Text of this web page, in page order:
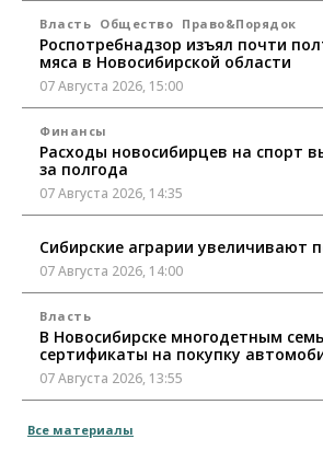
Власть Общество Право&Порядок
Роспотребнадзор изъял почти
мяса в Новосибирской области
07 Августа 2026, 15:00
Финансы
Расходы новосибирцев на спорт
за полгода
07 Августа 2026, 14:35
Сибирские аграрии увеличивают
07 Августа 2026, 14:00
Власть
В Новосибирске многодетным
сертификаты на покупку
07 Августа 2026, 13:55
Треть автовладельцев в
Все материалы